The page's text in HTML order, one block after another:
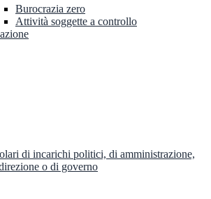
Burocrazia zero
Attività soggette a controllo
di incarichi politici, di amministrazione,
o di governo